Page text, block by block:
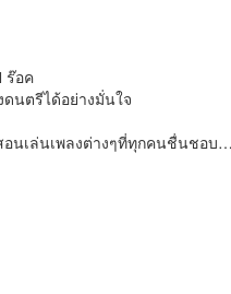
ร๊อค
นตรีได้อย่างมั่นใจ
อนเล่นเพลงต่างๆที่ทุกคนชื่นชอบ…